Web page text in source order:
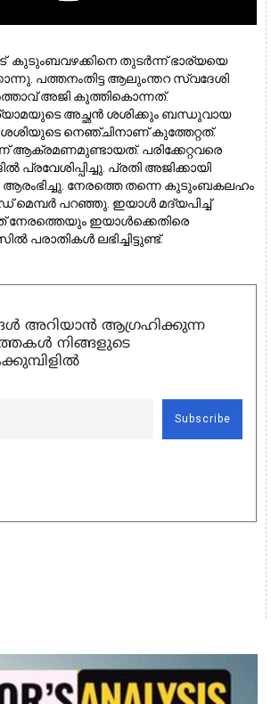
കുടുംബവഴക്കിനെ തുടര്‍ന്ന് ഭാര്യയെ
പത്തനംതിട്ട ആലുംന്തറ സ്വദേശി
അജി കുത്തികൊന്നത്.
അച്ഛന്‍ ശശിക്കും ബന്ധുവായ
ശശിയുടെ നെഞ്ചിനാണ് കുത്തേറ്റത്.
ആക്രമണമുണ്ടായത്. പരിക്കേറ്റവരെ
പ്രവേശിപ്പിച്ചു. പ്രതി അജിക്കായി
ആരംഭിച്ചു. നേരത്തെ തന്നെ കുടുംബകലഹം
മെമ്പര്‍ പറഞ്ഞു. ഇയാള്‍ മദ്യപിച്ച്
പരാതികള്‍ ലഭിച്ചിട്ടുണ്ട്.
അറിയാൻ ആഗ്രഹിക്കുന്ന
നിങ്ങളുടെ
Subscribe